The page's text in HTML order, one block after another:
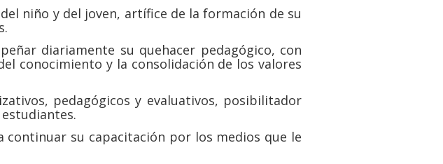
niño y del joven, artífice de la formación de su
diariamente su quehacer pedagógico, con
conocimiento y la consolidación de los valores
pedagógicos y evaluativos, posibilitador
su capacitación por los medios que le